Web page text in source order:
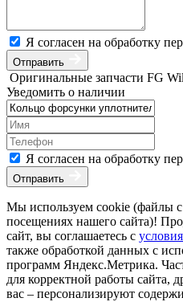
Я согласен на обработку
Отправить
Оригинальные запчасти FG
Уведомить о наличии
Я согласен на обработку
Отправить
Мы используем cookie (файлы
посещениях нашего сайта)!
сайт, вы соглашаетесь с
также обработкой данных с
программ Яндекс.Метрика.
для корректной работы сайта,
вас – персонализируют